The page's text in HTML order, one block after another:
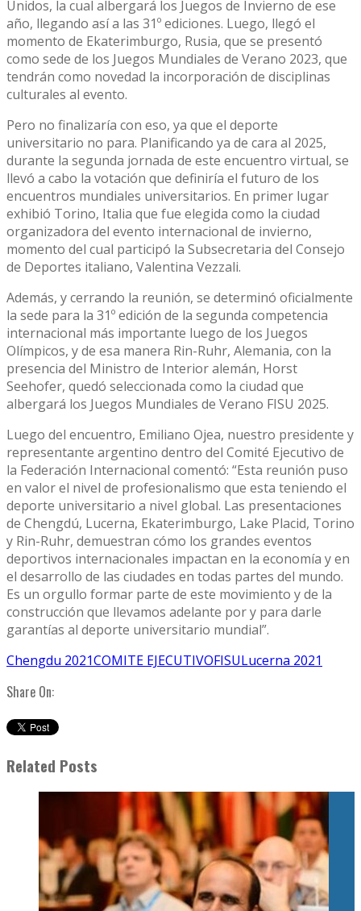
Unidos, la cual albergará los Juegos de Invierno de ese
año, llegando así a las 31º ediciones. Luego, llegó el
momento de Ekaterimburgo, Rusia, que se presentó
como sede de los Juegos Mundiales de Verano 2023, que
tendrán como novedad la incorporación de disciplinas
culturales al evento.
Pero no finalizaría con eso, ya que el deporte
universitario no para. Planificando ya de cara al 2025,
durante la segunda jornada de este encuentro virtual, se
llevó a cabo la votación que definiría el futuro de los
encuentros mundiales universitarios. En primer lugar
exhibió Torino, Italia que fue elegida como la ciudad
organizadora del evento internacional de invierno,
momento del cual participó la Subsecretaria del Consejo
de Deportes italiano, Valentina Vezzali.
Además, y cerrando la reunión, se determinó oficialmente
la sede para la 31º edición de la segunda competencia
internacional más importante luego de los Juegos
Olímpicos, y de esa manera Rin-Ruhr, Alemania, con la
presencia del Ministro de Interior alemán, Horst
Seehofer, quedó seleccionada como la ciudad que
albergará los Juegos Mundiales de Verano FISU 2025.
Luego del encuentro, Emiliano Ojea, nuestro presidente y
representante argentino dentro del Comité Ejecutivo de
la Federación Internacional comentó: “Esta reunión puso
en valor el nivel de profesionalismo que esta teniendo el
deporte universitario a nivel global. Las presentaciones
de Chengdú, Lucerna, Ekaterimburgo, Lake Placid, Torino
y Rin-Ruhr, demuestran cómo los grandes eventos
deportivos internacionales impactan en la economía y en
el desarrollo de las ciudades en todas partes del mundo.
Es un orgullo formar parte de este movimiento y de la
construcción que llevamos adelante por y para darle
garantías al deporte universitario mundial”.
Chengdu 2021COMITE EJECUTIVOFISULucerna 2021
Share On:
Related Posts